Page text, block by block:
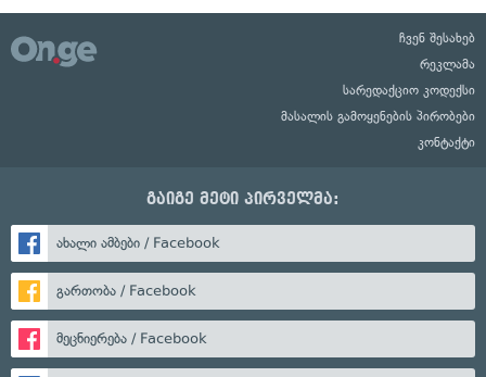
ჩვენ შესახებ
რეკლამა
სარედაქციო კოდექსი
მასალის გამოყენების პირობები
კონტაქტი
გაიგე მეტი პირველმა:
ახალი ამბები / Facebook
გართობა / Facebook
მეცნიერება / Facebook